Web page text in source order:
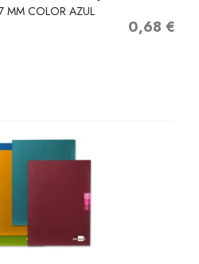
MM COLOR AZUL
Precio
0,68 €